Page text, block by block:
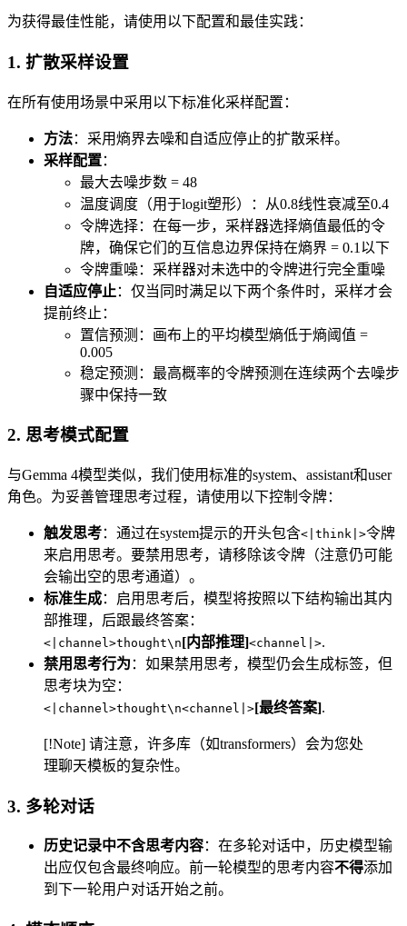
为获得最佳性能，请使用以下配置和最佳实践：
1. 扩散采样设置
在所有使用场景中采用以下标准化采样配置：
方法：采用熵界去噪和自适应停止的扩散采样。
采样配置：
最大去噪步数 = 48
温度调度（用于logit塑形）：从0.8线性衰减至0.4
令牌选择：在每一步，采样器选择熵值最低的令
牌，确保它们的互信息边界保持在熵界 = 0.1以下
令牌重噪：采样器对未选中的令牌进行完全重噪
自适应停止：仅当同时满足以下两个条件时，采样才会
提前终止：
置信预测：画布上的平均模型熵低于熵阈值 =
0.005
稳定预测：最高概率的令牌预测在连续两个去噪步
骤中保持一致
2. 思考模式配置
与Gemma 4模型类似，我们使用标准的system、assistant和user
角色。为妥善管理思考过程，请使用以下控制令牌：
触发思考：通过在system提示的开头包含<|think|>令牌
来启用思考。要禁用思考，请移除该令牌（注意仍可能
会输出空的思考通道）。
标准生成：启用思考后，模型将按照以下结构输出其内
部推理，后跟最终答案：
<|channel>thought\n[内部推理]<channel|>.
禁用思考行为 ：如果禁用思考，模型仍会生成标签，但
思考块为空：
<|channel>thought\n<channel|>[最终答案].
[!Note] 请注意，许多库（如transformers）会为您处
理聊天模板的复杂性。
3. 多轮对话
历史记录中不含思考内容：在多轮对话中，历史模型输
出应仅包含最终响应。前一轮模型的思考内容不得添加
到下一轮用户对话开始之前。